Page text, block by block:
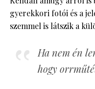
gyerekkori fotói és a
szemmel is látszik a
Ha nem én
hogy